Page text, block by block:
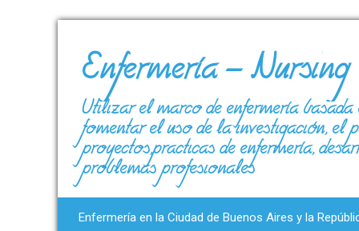
Enfermería – Nursing
Utilizar el marco de enfermería
fomentar el uso de la investigación, el
proyectos,prácticas de enfermería,
problemas profesionales
Enfermería en la Ciudad de Buenos Aires y la